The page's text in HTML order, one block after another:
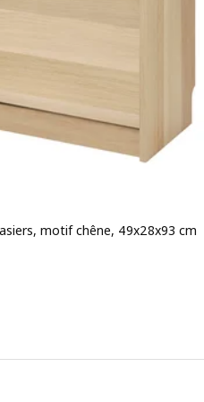
motif chêne, 49x28x93 cm
hors de 5 étoiles. Nombre